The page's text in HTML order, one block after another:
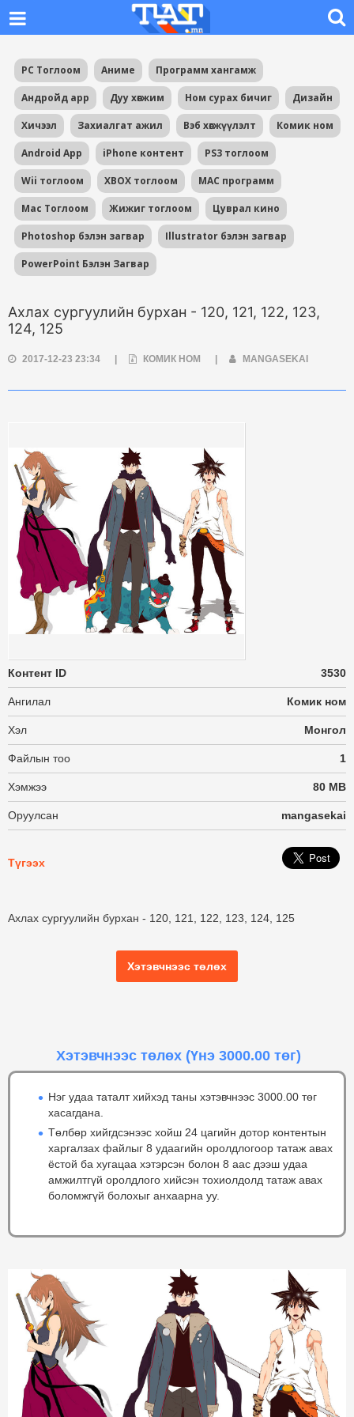
PC Тоглоом Аниме Программ хангамж
Андройд app Дуу хөгжим Ном сурах бичиг Дизайн
Хичээл Захиалгат ажил Вэб хөгжүүлэлт Комик ном
Android App iPhone контент PS3 тоглоом
Wii тоглоом XBOX тоглоом MAC программ
Mac Тоглоом Жижиг тоглоом Цуврал кино
Photoshop бэлэн загвар Illustrator бэлэн загвар
PowerPoint Бэлэн Загвар
Ахлах сургуулийн бурхан - 120, 121, 122, 123,
124, 125
2017-12-23 23:34 КОМИК НОМ MANGASEKAI
Контент ID 3530
Ангилал Комик ном
Хэл Монгол
Файлын тоо 1
Хэмжээ 80 MB
Оруулсан mangasekai
Түгээх
Ахлах сургуулийн бурхан - 120, 121, 122, 123, 124, 125
Хэтэвчнээс төлөх
Хэтэвчнээс төлөх (Үнэ 3000.00 төг)
Нэг удаа таталт хийхэд таны хэтэвчнээс 3000.00 төг
хасагдана.
Төлбөр хийгдсэнээс хойш 24 цагийн дотор контентын
харгалзах файлыг 8 удаагийн оролдлогоор татаж авах
ёстой ба хугацаа хэтэрсэн болон 8 аас дээш удаа
амжилтгүй оролдлого хийсэн тохиолдолд татаж авах
боломжгүй болохыг анхаарна уу.